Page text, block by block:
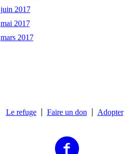
juin 2017
mai 2017
mars 2017
Le refuge Faire un don Adopter